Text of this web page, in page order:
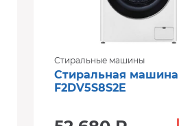
Стиральные машины
Стиральная машина
F2DV5S8S2E